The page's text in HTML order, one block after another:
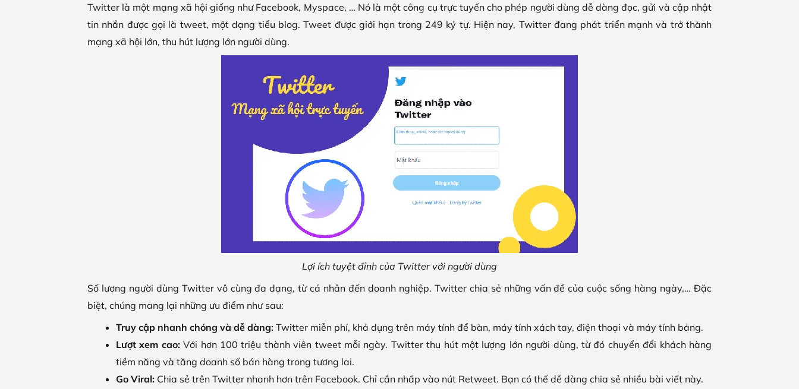
Twitter là một mạng xã hội giống như Facebook, Myspace, … Nó là một công cụ trực tuyến cho phép người dùng dễ dàng đọc, gửi và cập nhật
tin nhắn được gọi là tweet, một dạng tiểu blog. Tweet được giới hạn trong 249 ký tự. Hiện nay, Twitter đang phát triển mạnh và trở thành
mạng xã hội lớn, thu hút lượng lớn người dùng.
Lợi ích tuyệt đỉnh của Twitter với người dùng
Số lượng người dùng Twitter vô cùng đa dạng, từ cá nhân đến doanh nghiệp. Twitter chia sẻ những vấn đề của cuộc sống hàng ngày,… Đặc
biệt, chúng mang lại những ưu điểm như sau:
Truy cập nhanh chóng và dễ dàng: Twitter miễn phí, khả dụng trên máy tính để bàn, máy tính xách tay, điện thoại và máy tính bảng.
Lượt xem cao:Với hơn 100 triệu thành viên tweet mỗi ngày. Twitter thu hút một lượng lớn người dùng, từ đó chuyển đổi khách hàng
tiềm năng và tăng doanh số bán hàng trong tương lai.
Go Viral: Chia sẻ trên Twitter nhanh hơn trên Facebook. Chỉ cần nhấp vào nút Retweet. Bạn có thể dễ dàng chia sẻ nhiều bài viết này.